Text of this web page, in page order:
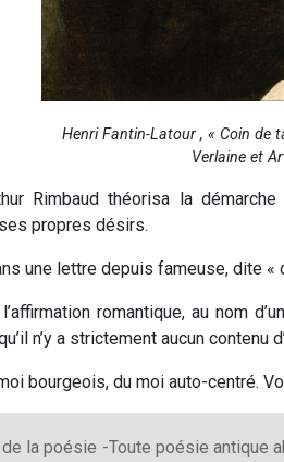
Henri Fantin-Latour , « Coin de
Verlaine et
Rimbaud théorisa la
propres désirs.
une lettre depuis fameuse, dite «
romantique, au nom
n’y a strictement aucun contenu
bourgeois, du moi auto-centré.
la poésie -Toute poésie antique